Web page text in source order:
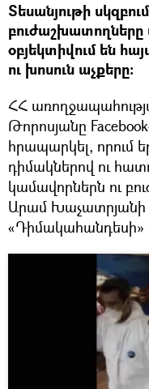
Տեսանյութի
բուժաշխատողները
օբյեկտիվում են
ու խոսուն աչքերը։
ՀՀ
Թորոսյանը
հրապարկել, որում
դիմակներով ու
կամավորներն ու
Արամ
«Դիմակահանդեսի»